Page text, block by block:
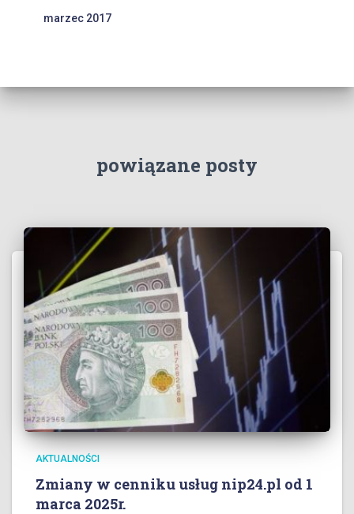
marzec 2017
powiązane posty
AKTUALNOŚCI
Zmiany w cenniku usług nip24.pl od 1
marca 2025r.